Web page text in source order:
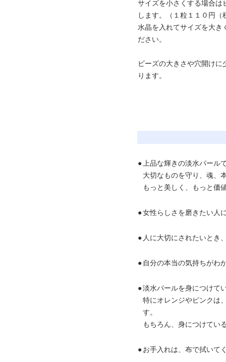
サイズを小さくする場合は
します。（１粒１１０円（
水晶を入れてサイズを大き
ださい。
ビーズの大きさや穴開け
ります。
●上品な輝きの淡水パールで
大切なものを守り、魂、
もっと美しく、もっと価
●女性らしさを磨きたい人
● 人に大切にされたいとき
● 自分の本当の気持ちがわ
●淡水パールを身につけて
特にオレンジやピンクは
す。
もちろん、身につけてい
●お手入れは、布で拭いて